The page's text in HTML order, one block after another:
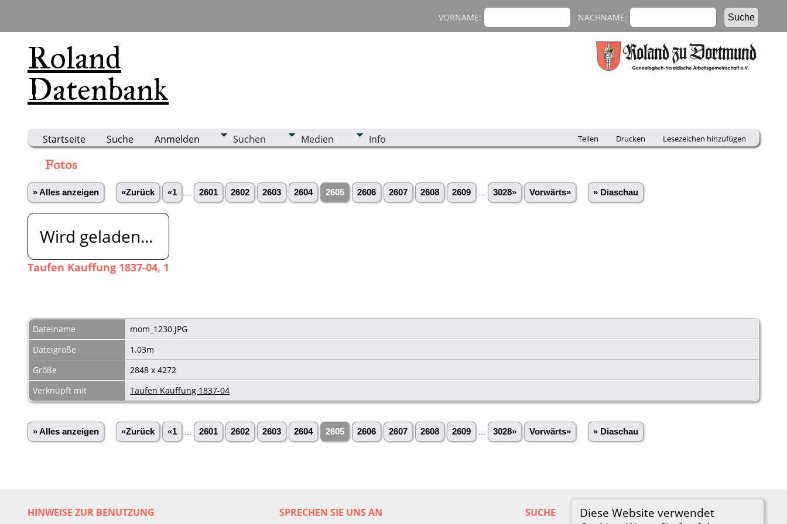
Roland
Datenbank
VORNAME: NACHNAME:
Startseite Suche Anmelden Suchen Medien Info Teilen Drucken Lesezeichen hinzufügen
Diese Website verwendet
Fotos
» Alles anzeigen «Zurück «1 2601 2602 2603 2604 2605 2606 2607 2608 2609 3028» Vorwärts» » Diaschau
Wird geladen...
Taufen Kauffung 1837-04, 1
Dateiname
mom_1230.JPG
Dateigröße
1.03m
Größe
2848 x 4272
Verknüpft mit
Taufen Kauffung 1837-04
» Alles anzeigen «Zurück «1 2601 2602 2603 2604 2605 2606 2607 2608 2609 3028» Vorwärts» » Diaschau
HINWEISE ZUR BENUTZUNG SPRECHEN SIE UNS AN SUCHE